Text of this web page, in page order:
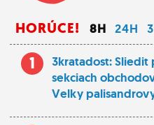
HORÚCE! 8H 24H
1
3kratadost:
sekciach
Velky